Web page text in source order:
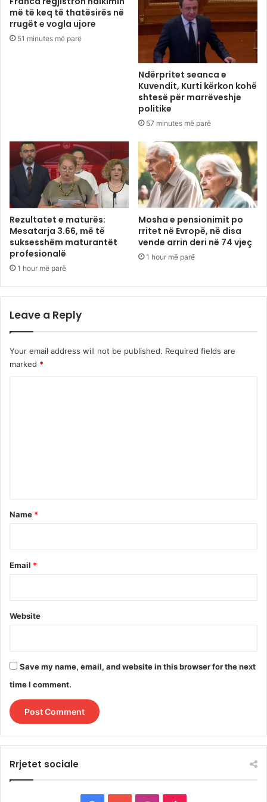
më të keq të thatësirës në
rrugët e vogla ujore
51 minutes më parë
Ndërpritet seanca e
Kuvendit, Kurti kërkon kohë
shtesë për marrëveshje
politike
57 minutes më parë
Rezultatet e maturës:
Mesatarja 3.66, më të
suksesshëm maturantët
profesionalë
1 hour më parë
Mosha e pensionimit po
rritet në Evropë, në disa
vende arrin deri në 74 vjeç
1 hour më parë
Leave a Reply
Your email address will not be published. Required fields are
marked *
*
Name *
Email *
Website
Save my name, email, and website in this browser for the next
time I comment.
Rrjetet sociale